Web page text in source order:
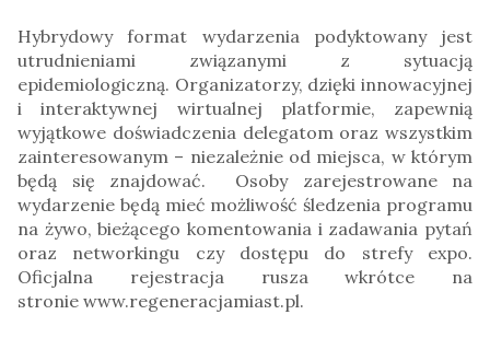
Hybrydowy format wydarzenia podyktowany jest
utrudnieniami związanymi z sytuacją
epidemiologiczną. Organizatorzy, dzięki innowacyjnej
i interaktywnej wirtualnej platformie, zapewnią
wyjątkowe doświadczenia delegatom oraz wszystkim
zainteresowanym – niezależnie od miejsca, w którym
będą się znajdować. Osoby zarejestrowane na
wydarzenie będą mieć możliwość śledzenia programu
na żywo, bieżącego komentowania i zadawania pytań
oraz networkingu czy dostępu do strefy expo.
Oficjalna rejestracja rusza wkrótce na
stronie www.regeneracjamiast.pl.